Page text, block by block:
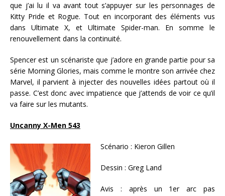
que j’ai lu il va avant tout s’appuyer sur les personnages de
Kitty Pride et Rogue. Tout en incorporant des éléments vus
dans Ultimate X, et Ultimate Spider-man. En somme le
renouvellement dans la continuité.
Spencer est un scénariste que j’adore en grande partie pour sa
série Morning Glories, mais comme le montre son arrivée chez
Marvel, il parvient à injecter des nouvelles idées partout où il
passe. C’est donc avec impatience que j’attends de voir ce qu’il
va faire sur les mutants.
Uncanny X-Men 543
Scénario : Kieron Gillen
Dessin : Greg Land
Avis : après un 1er arc pas